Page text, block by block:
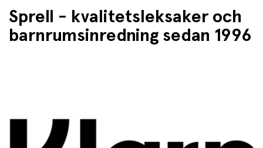
Sprell - kvalitetsleksaker och
barnrumsinredning sedan 1996